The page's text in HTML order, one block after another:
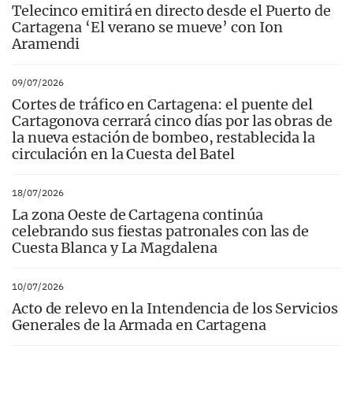
Telecinco emitirá en directo desde el Puerto de
Cartagena ‘El verano se mueve’ con Ion
Aramendi
09/07/2026
Cortes de tráfico en Cartagena: el puente del
Cartagonova cerrará cinco días por las obras de
la nueva estación de bombeo, restablecida la
circulación en la Cuesta del Batel
18/07/2026
La zona Oeste de Cartagena continúa
celebrando sus fiestas patronales con las de
Cuesta Blanca y La Magdalena
10/07/2026
Acto de relevo en la Intendencia de los Servicios
Generales de la Armada en Cartagena